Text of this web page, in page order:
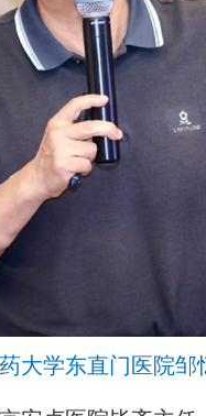
大学东直门医院邹